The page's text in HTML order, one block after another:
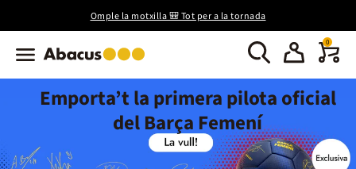
Omple la motxilla 🎒 Tot per a la tornada
0
Emporta’t la primera pilota oficial
del Barça Femení